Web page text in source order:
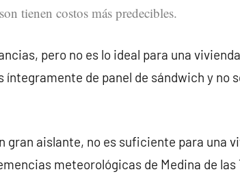
tienen costos más predecibles.
pero no es lo ideal para una
íntegramente de panel de sándwich y no
gran aislante, no es suficiente para una
meteorológicas de Medina de